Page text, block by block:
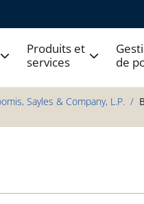
Produits et
services
de
Sayles & Company, L.P.